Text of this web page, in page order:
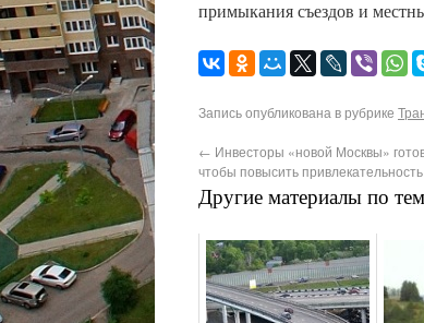
примыкания съездов и
Запись опубликована в рубрике
← Инвесторы «новой Москвы»
чтобы повысить
Другие материалы по